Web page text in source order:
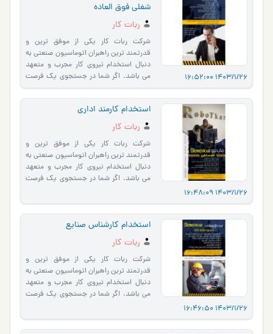
1403/1/26 16:52:00
شغلی فوق العاده
ربات کار
شرکت ربات کار یکی از موفق ترین و
قدرتمند ترین راهبران اتوماسیون صنعتی به
دنبال استخدام نیروی کار مجرب و متعهد
می باشد. اگر شما در جستجوی یک فرصت
شغلی موفق و پر رونق هس…
1403/1/26 16:48:09
استخدام کارمند اداری
ربات کار
شرکت ربات کار یکی از موفق ترین و
قدرتمند ترین راهبران اتوماسیون صنعتی به
دنبال استخدام نیروی کار مجرب و متعهد
می باشد. اگر شما در جستجوی یک فرصت
1403/1/26 16:46:50
استخدام کارشناس صنایع
ربات کار
شرکت ربات کار یکی از موفق ترین و
قدرتمند ترین راهبران اتوماسیون صنعتی به
دنبال استخدام نیروی کار مجرب و متعهد
می باشد. اگر شما در جستجوی یک فرصت